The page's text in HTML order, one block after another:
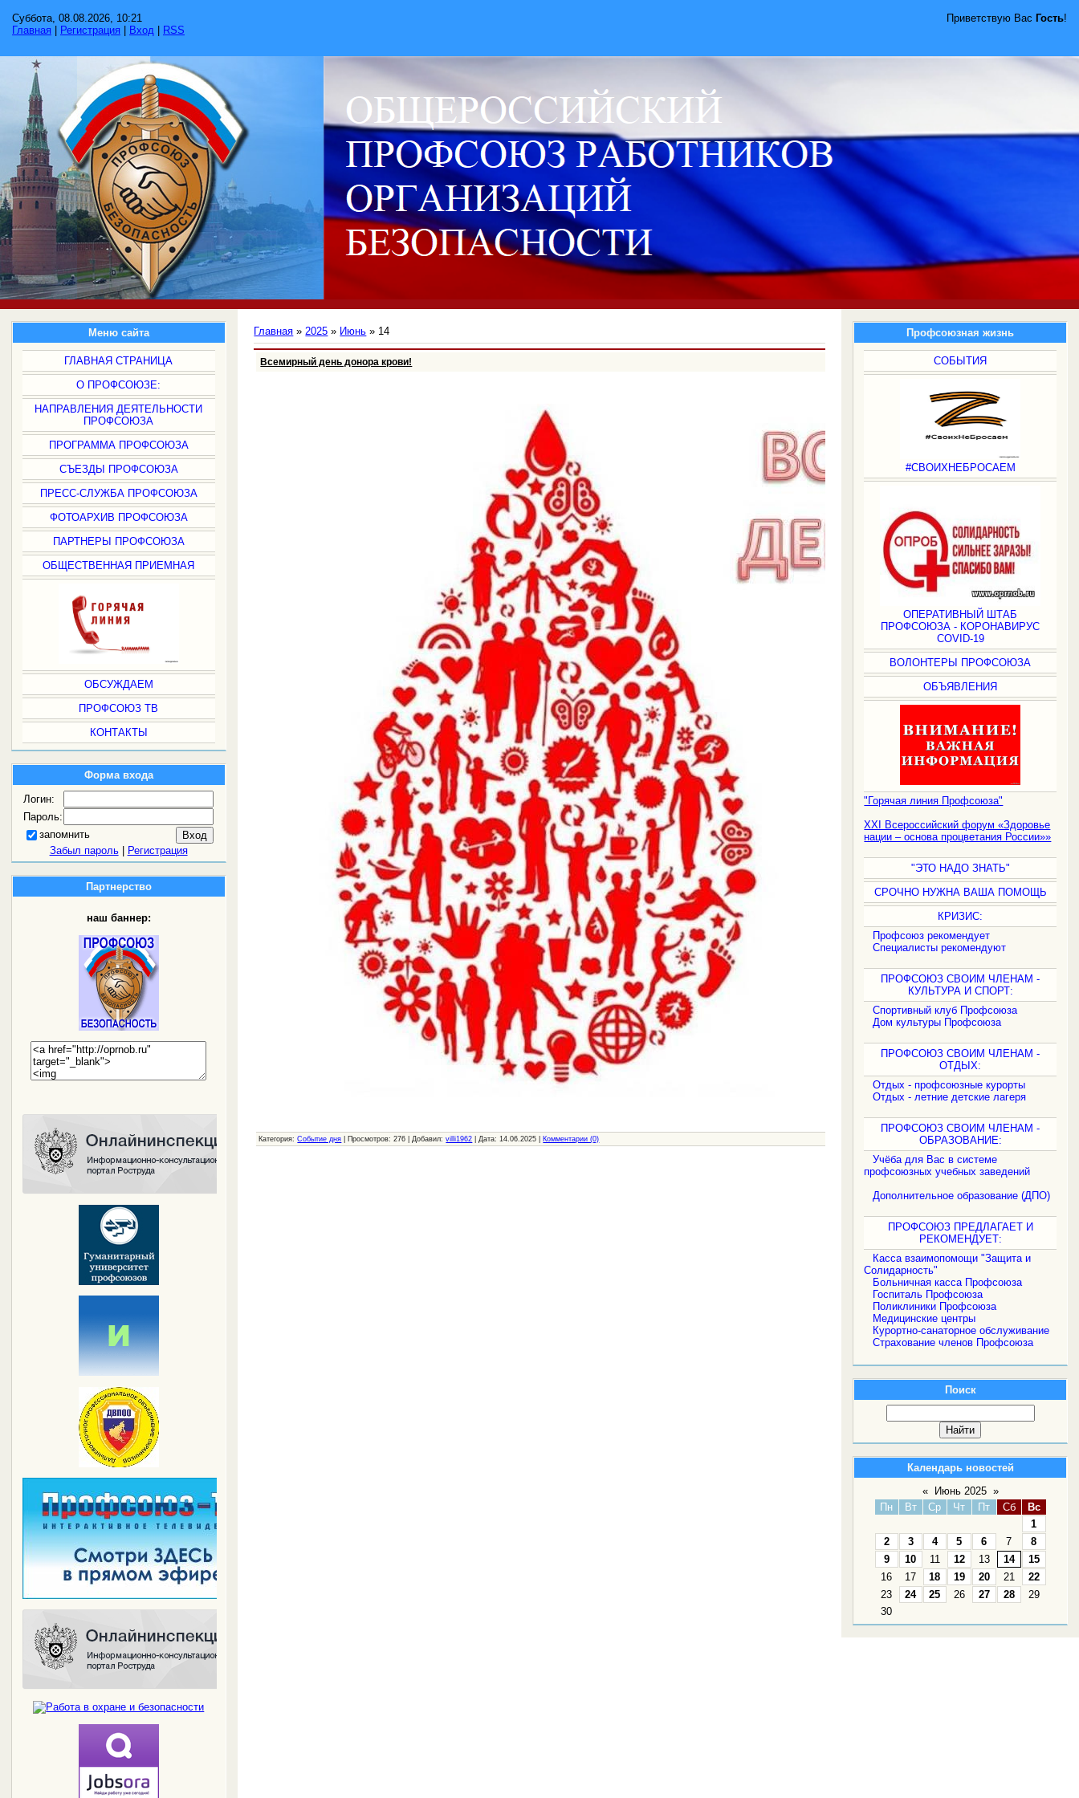
Приветствую Вас Гость!
Суббота, 08.08.2026, 10:21
Главная
Регистрация Вход RSS
Меню сайта
ГЛАВНАЯ СТРАНИЦА
О ПРОФСОЮЗЕ:
НАПРАВЛЕНИЯ ДЕЯТЕЛЬНОСТИ
ПРОФСОЮЗА
ПРОГРАММА ПРОФСОЮЗА
СЪЕЗДЫ ПРОФСОЮЗА
ПРЕСС-СЛУЖБА ПРОФСОЮЗА
ФОТОАРХИВ ПРОФСОЮЗА
ПАРТНЕРЫ ПРОФСОЮЗА
ОБЩЕСТВЕННАЯ ПРИЕМНАЯ
ОБСУЖДАЕМ
ПРОФСОЮЗ ТВ
КОНТАКТЫ
Форма входа
Логин:
Пароль:
запомнить
Забыл пароль| Регистрация
Партнерство
наш баннер:
Профсоюзная жизнь
СОБЫТИЯ
#СВОИХНЕБРОСАЕМ
ОПЕРАТИВНЫЙ ШТАБ
ПРОФСОЮЗА - КОРОНАВИРУС
COVID-19
ВОЛОНТЕРЫ ПРОФСОЮЗА
ОБЪЯВЛЕНИЯ
"Горячая линия Профсоюза"
XXI Всероссийский форум «Здоровье
нации – основа процветания России»»
"ЭТО НАДО ЗНАТЬ"
СРОЧНО НУЖНА ВАША ПОМОЩЬ
КРИЗИС:
Профсоюз рекомендует
Специалисты рекомендуют
ПРОФСОЮЗ СВОИМ ЧЛЕНАМ -
КУЛЬТУРА И СПОРТ:
Спортивный клуб Профсоюза
Дом культуры Профсоюза
ПРОФСОЮЗ СВОИМ ЧЛЕНАМ -
ОТДЫХ:
Отдых - профсоюзные курорты
Отдых - летние детские лагеря
ПРОФСОЮЗ СВОИМ ЧЛЕНАМ -
ОБРАЗОВАНИЕ:
Учёба для Вас в системе
профсоюзных учебных заведений
Дополнительное образование (ДПО)
ПРОФСОЮЗ ПРЕДЛАГАЕТ И
РЕКОМЕНДУЕТ:
Касса взаимопомощи "Защита и
Солидарность"
Больничная касса Профсоюза
Госпиталь Профсоюза
Поликлиники Профсоюза
Медицинские центры
Курортно-санаторное обслуживание
Страхование членов Профсоюза
Поиск
Календарь новостей
«
Июнь 2025 »
Пн
Вт Ср Чт Пт Сб
Вс
1
2
3 4 5 6 7
8
9
10 11 12 13 14
15
16
17 18 19 20 21
22
23
24 25 26 27 28
29
30
Главная »2025 » Июнь » 14
Всемирный день донора крови!
Категория: Событие дня Просмотров: 276 Добавил: villi1962 Дата: 14.06.2025 Комментарии (0)